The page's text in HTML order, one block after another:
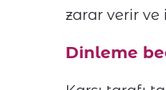
zarar verir ve
Dinleme